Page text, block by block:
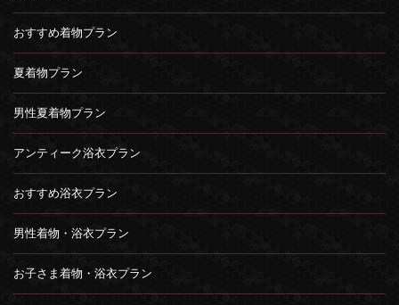
おすすめ着物プラン
夏着物プラン
男性夏着物プラン
アンティーク浴衣プラン
おすすめ浴衣プラン
男性着物・浴衣プラン
お子さま着物・浴衣プラン